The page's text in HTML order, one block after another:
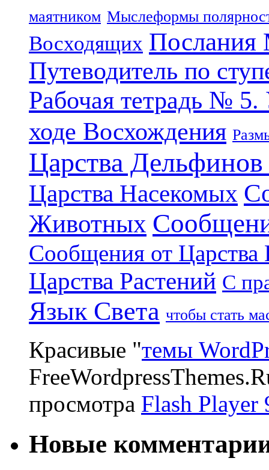
маятником Мыслеформы
Восходящих Послания
Путеводитель по
Рабочая тетрадь №
ходе Восхождения
Царства
Царства Насекомых
Животных
Сообщения от Царства
Царства Растений С
Язык Света чтобы стать
Красивые "темы
просмотра Flash Player
Новые